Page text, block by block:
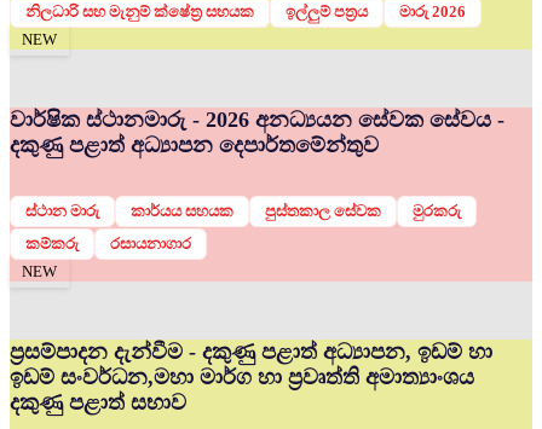
නිලධාරි සහ මැනුම් ක්ෂේත්‍ර සහයක ඉල්ලුම් පත්‍රය
මාරු 2026
NEW
වාර්ෂික ස්ථානමාරු - 2026 අනධ්‍යයන සේවක සේවය -
දකුණු පළාත් අධ්‍යාපන දෙපාර්තමේන්තුව
ස්ථාන මාරු කාර්යය සහයක පුස්තකාල සේවක
මුරකරු
කම්කරු
රසායනාගාර
NEW
ප්‍රසම්පාදන දැන්වීම - දකුණු පළාත් අධ්‍යාපන, ඉඩම් හා
ඉඩම් සංවර්ධන,මහා මාර්ග හා ප්‍රවෘත්ති අමාත්‍යාංශය
දකුණු පළාත් සභාව